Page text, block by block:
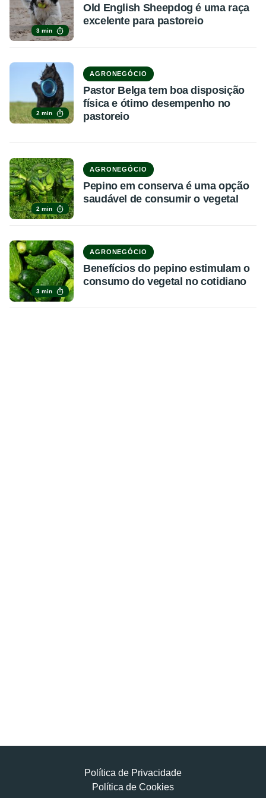
3 min
Old English Sheepdog é uma raça
excelente para pastoreio
2 min
AGRONEGÓCIO
Pastor Belga tem boa disposição
física e ótimo desempenho no
pastoreio
2 min
AGRONEGÓCIO
Pepino em conserva é uma opção
saudável de consumir o vegetal
3 min
AGRONEGÓCIO
Benefícios do pepino estimulam o
consumo do vegetal no cotidiano
Política de Privacidade
Política de Cookies